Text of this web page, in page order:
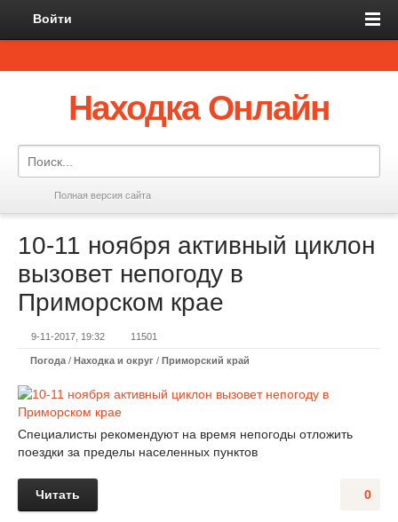
Войти
Находка Онлайн
Полная версия сайта
10-11 ноября активный циклон
вызовет непогоду в
Приморском крае
9-11-2017, 19:32 11501
Погода / Находка и округ / Приморский край
Специалисты рекомендуют на время непогоды отложить
поездки за пределы населенных пунктов
0
Читать